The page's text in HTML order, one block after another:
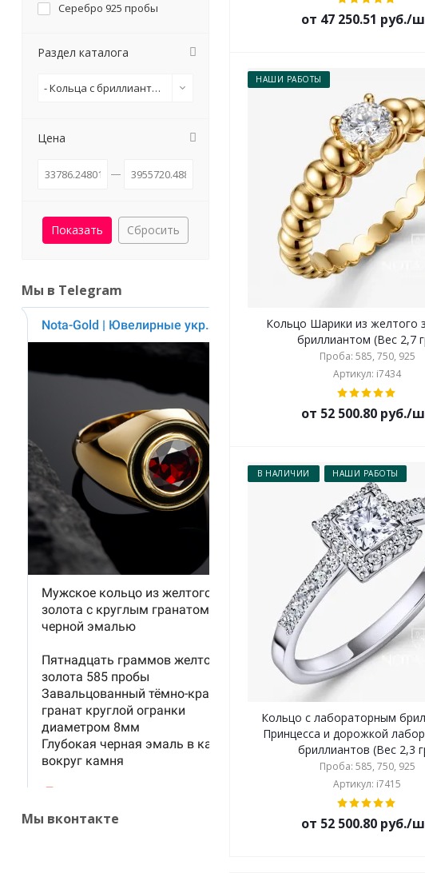
от 47 250.51 руб./
НАШИ РАБОТЫ
Кольцо Шарики из желтого
бриллиантом (Вес 2,7
Проба: 585, 750, 925
Артикул: i7434
от 52 500.80 руб./
В НАЛИЧИИ НАШИ РАБОТЫ
Кольцо с лабораторным
Принцесса и дорожкой
бриллиантов (Вес 2,3
Проба: 585, 750, 925
Артикул: i7415
от 52 500.80 руб./
Серебро 925 пробы
Раздел каталога
- Кольца с бриллиантами от 0.3 и 0.4 карат
Цена
Сбросить
Мы в Telegram
Мы вконтакте